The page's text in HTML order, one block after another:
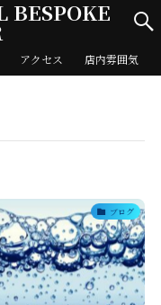
アクセス 店内雰囲気
ブログ